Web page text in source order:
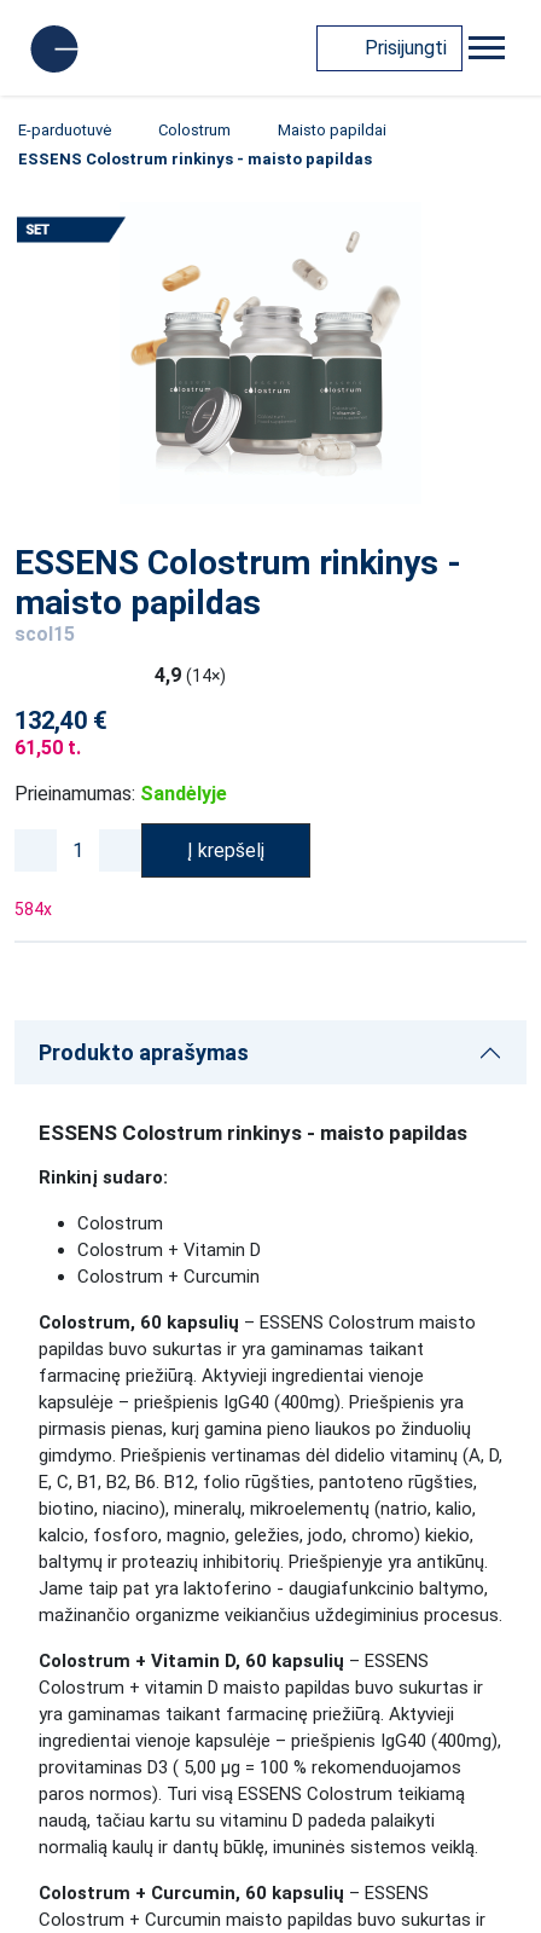
Prisijungti
E-parduotuvė Colostrum
Maisto papildai
ESSENS Colostrum rinkinys - maisto papildas
ESSENS Colostrum rinkinys -
maisto papildas
scol15
4,9 (14×)
132,40 €
61,50 t.
Prieinamumas: Sandėlyje
Į krepšelį
584x
Produkto aprašymas
ESSENS Colostrum rinkinys - maisto papildas
Rinkinį sudaro:
Colostrum
Colostrum + Vitamin D
Colostrum + Curcumin
Colostrum, 60 kapsulių – ESSENS Colostrum maisto
papildas buvo sukurtas ir yra gaminamas taikant
farmacinę priežiūrą. Aktyvieji ingredientai vienoje
kapsulėje – priešpienis IgG40 (400mg). Priešpienis yra
pirmasis pienas, kurį gamina pieno liaukos po žinduolių
gimdymo. Priešpienis vertinamas dėl didelio vitaminų (A, D,
E, C, B1, B2, B6. B12, folio rūgšties, pantoteno rūgšties,
biotino, niacino), mineralų, mikroelementų (natrio, kalio,
kalcio, fosforo, magnio, geležies, jodo, chromo) kiekio,
baltymų ir proteazių inhibitorių. Priešpienyje yra antikūnų.
Jame taip pat yra laktoferino - daugiafunkcinio baltymo,
mažinančio organizme veikiančius uždegiminius procesus.
Colostrum + Vitamin D, 60 kapsulių – ESSENS
Colostrum + vitamin D maisto papildas buvo sukurtas ir
yra gaminamas taikant farmacinę priežiūrą. Aktyvieji
ingredientai vienoje kapsulėje – priešpienis IgG40 (400mg),
provitaminas D3 ( 5,00 μg = 100 % rekomenduojamos
paros normos). Turi visą ESSENS Colostrum teikiamą
naudą, tačiau kartu su vitaminu D padeda palaikyti
normalią kaulų ir dantų būklę, imuninės sistemos veiklą.
Colostrum + Curcumin, 60 kapsulių – ESSENS
Colostrum + Curcumin maisto papildas buvo sukurtas ir